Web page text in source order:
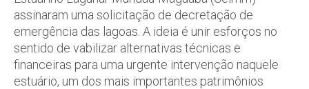
assinaram uma solicitação de decretação de
emergência das lagoas. A ideia é unir esforços no
sentido de vabilizar alternativas técnicas e
financeiras para uma urgente intervenção naquele
estuário, um dos mais importantes patrimônios